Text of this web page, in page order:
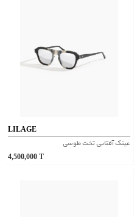
LILAGE
عینک آفتابی تخت طوسی
4,500,000